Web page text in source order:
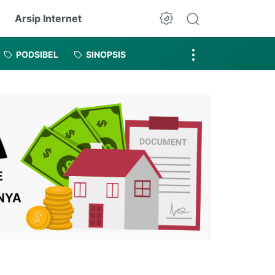
Arsip Internet
Dark Mode
PODSIBEL SINOPSIS